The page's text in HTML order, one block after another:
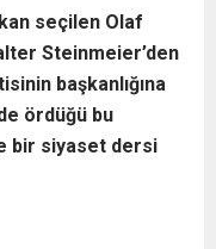
seçilen Olaf
Steinmeier’den
başkanlığına
ördüğü bu
bir siyaset dersi